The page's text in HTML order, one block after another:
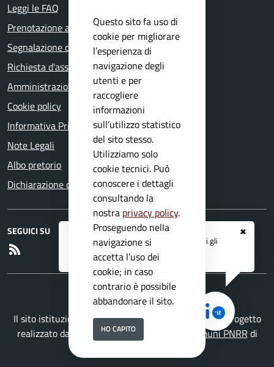
✖
Registrati ai serviziAPP IO
e ricevi tutti gli
aggiornamenti dall'Ente
Leggi le FAQ
Prenotazione appuntamento
Segnalazione disservizio
Richiesta d'assistenza
Amministrazione trasparente
Cookie policy
Informativa Privacy
Note Legali
Albo pretorio
Dichiarazione di accessibilità
SEGUICI SU
Il sito istituzionale del Comune di Pertica Alta è un progetto
realizzato da
Secoval srlcon la Soluzione Comuni PNRR di
Questo sito fa uso di
cookie per migliorare
l’esperienza di
navigazione degli
utenti e per
raccogliere
informazioni
sull’utilizzo statistico
del sito stesso.
Utilizziamo solo
cookie tecnici. Può
conoscere i dettagli
consultando la
nostra privacy policy.
Proseguendo nella
navigazione si
accetta l’uso dei
cookie; in caso
contrario è possibile
abbandonare il sito.
HO CAPITO